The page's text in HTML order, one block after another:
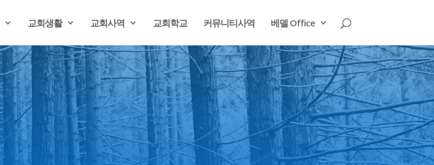
교회생활 교회사역 교회학교 커뮤니티사역 베델 Office